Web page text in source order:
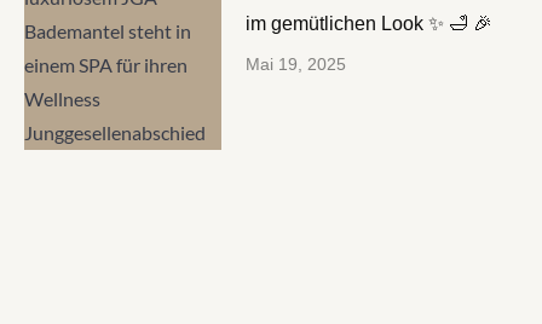
im gemütlichen Look ✨ 🛁 🎉
Mai 19, 2025